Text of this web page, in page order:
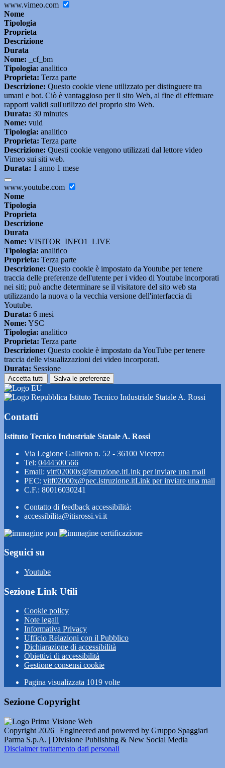
www.vimeo.com
Nome
Tipologia
Proprieta
Descrizione
Durata
Nome: _cf_bm
Tipologia: analitico
Proprieta: Terza parte
Descrizione: Questo cookie viene utilizzato per distinguere tra
umani e bot. Ciò è vantaggioso per il sito Web, al fine di effettuare
rapporti validi sull'utilizzo del proprio sito Web.
Durata: 30 minutes
Nome: vuid
Tipologia: analitico
Proprieta: Terza parte
Descrizione: Questi cookie vengono utilizzati dal lettore video
Vimeo sui siti web.
Durata: 1 anno 1 mese
www.youtube.com
Nome
Tipologia
Proprieta
Descrizione
Durata
Nome: VISITOR_INFO1_LIVE
Tipologia: analitico
Proprieta: Terza parte
Descrizione: Questo cookie è impostato da Youtube per tenere
traccia delle preferenze dell'utente per i video di Youtube incorporati
nei siti; può anche determinare se il visitatore del sito web sta
utilizzando la nuova o la vecchia versione dell'interfaccia di
Youtube.
Durata: 6 mesi
Nome: YSC
Tipologia: analitico
Proprieta: Terza parte
Descrizione: Questo cookie è impostato da YouTube per tenere
traccia delle visualizzazioni dei video incorporati.
Durata: Sessione
Accetta tutti Salva le preferenze
Istituto Tecnico Industriale Statale A. Rossi
Contatti
Istituto Tecnico Industriale Statale A. Rossi
Via Legione Gallieno n. 52 - 36100 Vicenza
Tel: 0444500566
Email: vitf02000x@istruzione.itLink per inviare una mail
PEC: vitf02000x@pec.istruzione.itLink per inviare una mail
C.F.: 80016030241
Contatto di feedback accessibilità:
accessibilita@itisrossi.vi.it
Seguici su
Youtube
Sezione Link Utili
Cookie policy
Note legali
Informativa Privacy
Ufficio Relazioni con il Pubblico
Dichiarazione di accessibilità
Obiettivi di accessibilità
Gestione consensi cookie
Pagina visualizzata 1019 volte
Sezione Copyright
Copyright 2026 | Engineered and powered by Gruppo Spaggiari
Parma S.p.A. | Divisione Publishing & New Social Media
Disclaimer trattamento dati personali